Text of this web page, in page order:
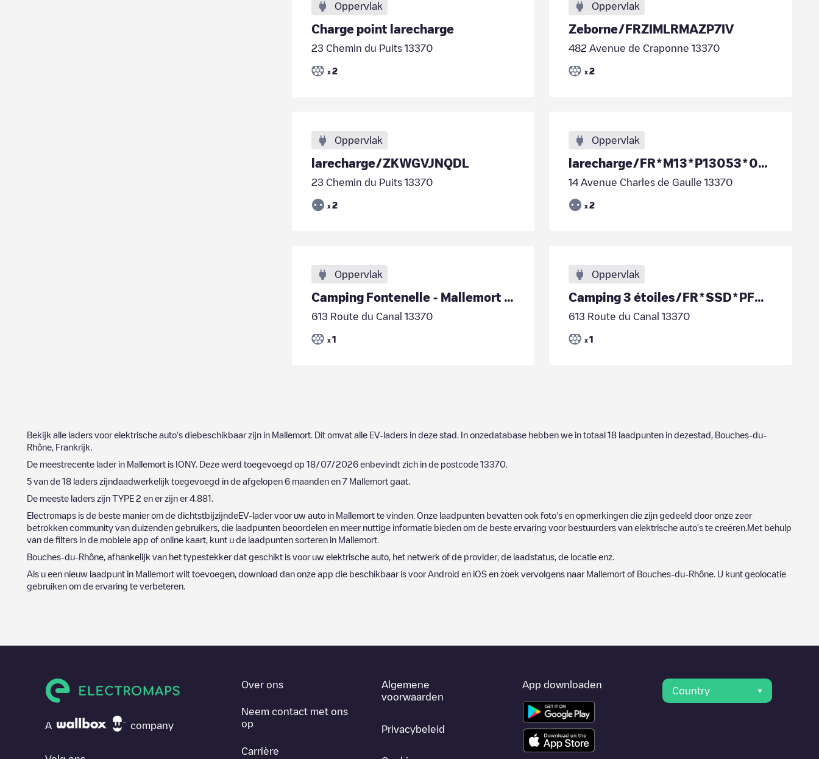
Oppervlak
Charge point larecharge
23 Chemin du Puits 13370
x 2
Oppervlak
Zeborne/FRZIMLRMAZP7IV
482 Avenue de Craponne 13370
x 2
Oppervlak
larecharge/ZKWGVJNQDL
23 Chemin du Puits 13370
x 2
Oppervlak
larecharge/FR*M13*P13053*001
14 Avenue Charles de Gaulle 13370
x 2
Oppervlak
Camping Fontenelle - Mallemort - powered by DRIVECO
613 Route du Canal 13370
x 1
Oppervlak
Camping 3 étoiles/FR*SSD*PFONTENELLE13370*1
613 Route du Canal 13370
x 1
Bekijk alle laders voor elektrische auto's diebeschikbaar zijn in Mallemort . Dit omvat alle EV-laders in deze stad. In onzedatabase hebben we in totaal 18 laadpunten in dezestad,
Bouches-du-
Rhône Frankrijk
De meestrecente lader in Mallemort is IONY. Deze werd toegevoegd op 18/07/2026 enbevindt zich in de postcode 13370
5 van de 18 laders zijndaadwerkelijk toegevoegd in de afgelopen 6 maanden en 7 Mallemort gaat.
De meeste laders zijn TYPE 2 en er zijn er4.881
Electromaps is de beste manier om de dichtstbijzijndeEV-lader voor uw auto in Mallemort te vinden. Onze laadpunten bevatten ook foto's en opmerkingen die zijn gedeeld door onze zeer
betrokken community van duizenden gebruikers, die laadpunten beoordelen en meer nuttige informatie bieden om de beste ervaring voor bestuurders van elektrische auto's te creëren.Met behulp
van de filters in de mobiele app of online kaart, kunt u de laadpunten sorteren in Mallemort
Bouches-du-Rhône , afhankelijk van het typestekker dat geschikt is voor uw elektrische auto, het netwerk of de provider, de laadstatus, de locatie enz.
Als u een nieuw laadpunt in Mallemort wilt toevoegen, download dan onze app die beschikbaar is voor Android en iOS en zoek vervolgens naar Mallemort of Bouches-du-Rhône . U kunt geolocatie
gebruiken om de ervaring te verbeteren.
A company
Over ons
Neem contact met ons
op
Carrière
Algemene
voorwaarden
Privacybeleid
App downloaden
Country